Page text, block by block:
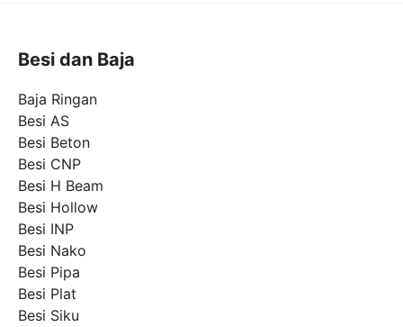
Besi dan Baja
Baja Ringan
Besi AS
Besi Beton
Besi CNP
Besi H Beam
Besi Hollow
Besi INP
Besi Nako
Besi Pipa
Besi Plat
Besi Siku